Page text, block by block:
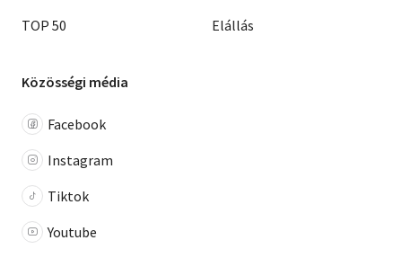
TOP 50
Elállás
Közösségi média
Facebook
Instagram
Tiktok
Youtube